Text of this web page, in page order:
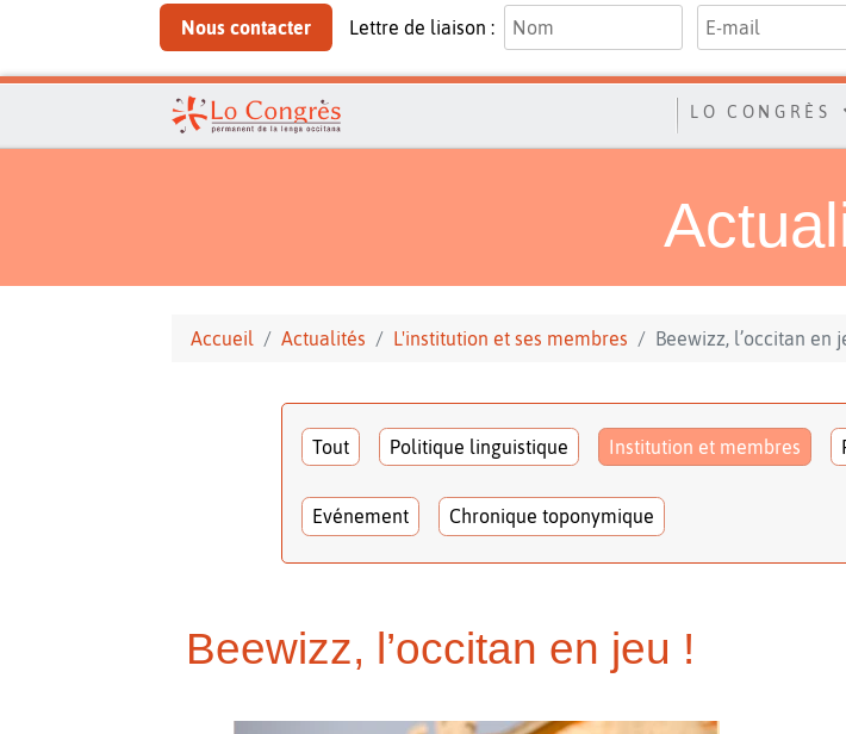
Nous contacter Lettre de liaison :
LO CONGRÈS
Accueil Actualités L'institution et ses membres Beewizz, l’occitan en
Tout Politique linguistique Institution et membres
Evénement Chronique toponymique
Beewizz, l’occitan en jeu !